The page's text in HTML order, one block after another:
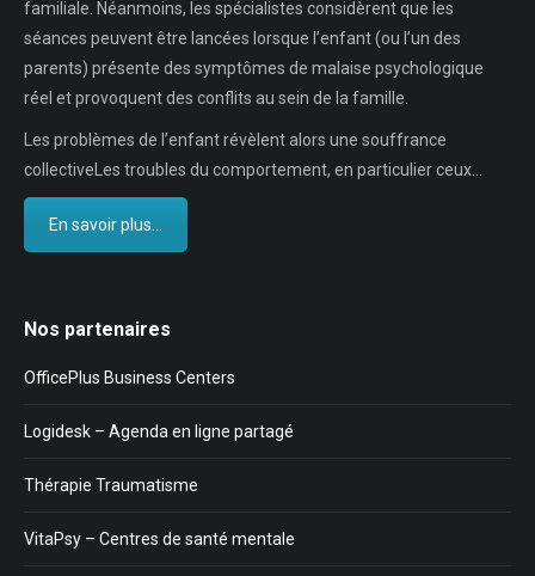
familiale. Néanmoins, les spécialistes considèrent que les
séances peuvent être lancées lorsque l’enfant (ou l’un des
parents) présente des symptômes de malaise psychologique
réel et provoquent des conflits au sein de la famille.
Les problèmes de l’enfant révèlent alors une souffrance
collectiveLes troubles du comportement, en particulier ceux…
En savoir plus...
Nos partenaires
OfficePlus Business Centers
Logidesk – Agenda en ligne partagé
Thérapie Traumatisme
VitaPsy – Centres de santé mentale